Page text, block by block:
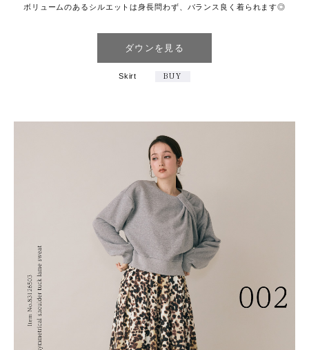
ボリュームのあるシルエットは身長問わず、バランス良く着られます◎
ダウンを見る
Skirt BUY